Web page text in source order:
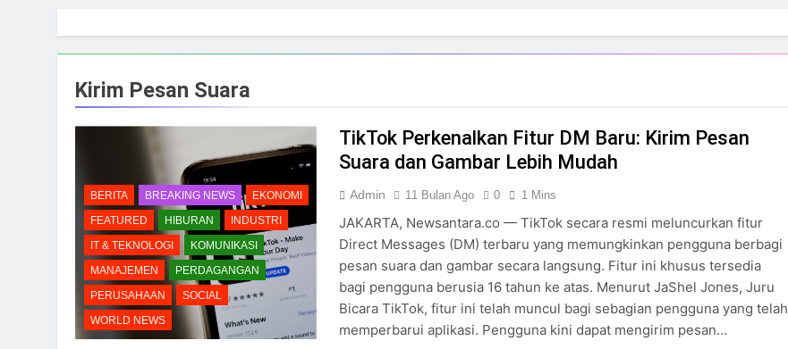
Kirim Pesan Suara
BERITA BREAKING NEWS
EKONOMI
FEATURED
HIBURAN
INDUSTRI
IT & TEKNOLOGI
KOMUNIKASI
MANAJEMEN
PERDAGANGAN
PERUSAHAAN
SOCIAL
WORLD NEWS
TikTok Perkenalkan Fitur DM Baru: Kirim Pesan
Suara dan Gambar Lebih Mudah
Admin 11 Bulan Ago 0 1 Mins
JAKARTA, Newsantara.co — TikTok secara resmi meluncurkan fitur
Direct Messages (DM) terbaru yang memungkinkan pengguna berbagi
pesan suara dan gambar secara langsung. Fitur ini khusus tersedia
bagi pengguna berusia 16 tahun ke atas. Menurut JaShel Jones, Juru
Bicara TikTok, fitur ini telah muncul bagi sebagian pengguna yang telah
memperbarui aplikasi. Pengguna kini dapat mengirim pesan…